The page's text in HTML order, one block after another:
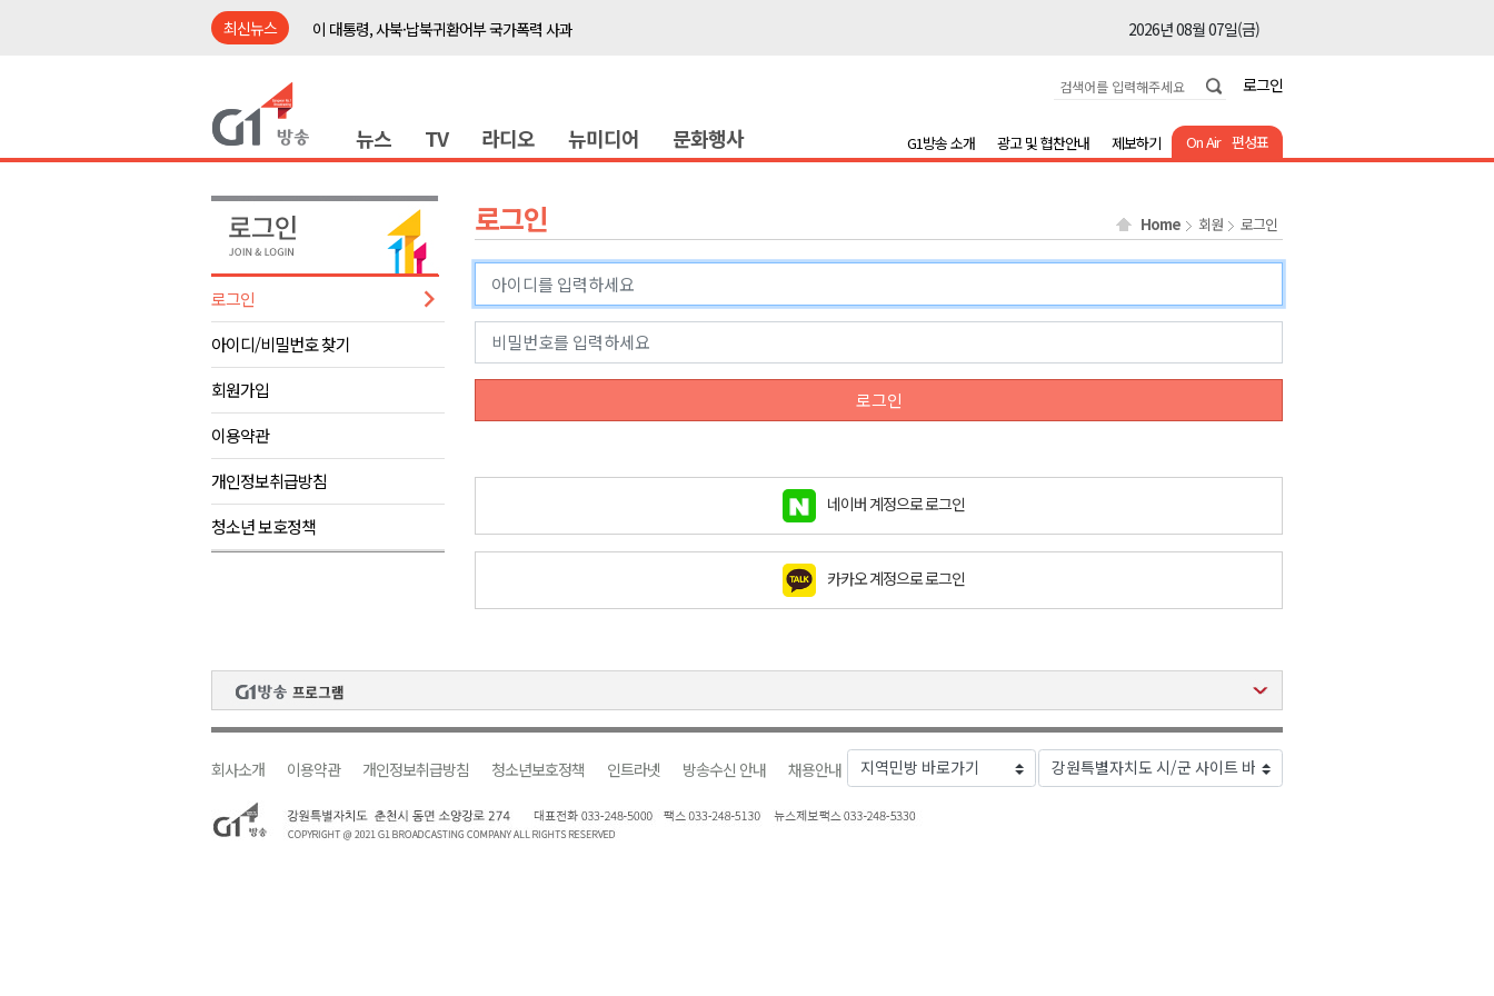
최신뉴스
이 대통령, 사북·납북귀환어부 국가폭력 사과
2026년 08월 07일(금)
2026년 08월 07일(금)
이광재 국회 예결위원장, 강릉시 초청 특별 강연
2026년 08월 07일(금)
육동한 시장, 국제스케이트장 춘천 유치 건의
영월군, 국·도비 확보 보고회 개최
2026년 08월 07일(금)
삼척 공공산후조리원 이전 시급
강원자치도교육청 교감급 이상 387명 인사
2026년 08월 07일(금)
도-시군 첫 간담회..우상호 "하나된 공동체"
이 대통령, 사북·납북귀환어부 국가폭력 사과
2026년 08월 07일(금)
여름축제 더위와 전쟁..물놀이 접목
2026년 08월 07일(금)
강원도, 최휘영 문체부장관과 정책간담회
이광재 국회 예결위원장, 강릉시 초청 특별 강연
검찰청 폐지..해결 과제 산적
강원자치도교육청 교감급 이상 387명 인사
2026년 08월 07일(금)
로그인
뉴스 TV 라디오 뉴미디어 문화행사 On Air 편성표
G1방송 소개 광고 및 협찬안내 제보하기
로그인
아이디/비밀번호 찾기
회원가입
이용약관
개인정보취급방침
청소년 보호정책
로그인 Home 회원 로그인
로그인
네이버 계정으로 로그인
카카오 계정으로 로그인
회사소개 이용약관 개인정보취급방침 청소년보호정책 인트라넷 방송수신 안내 채용안내